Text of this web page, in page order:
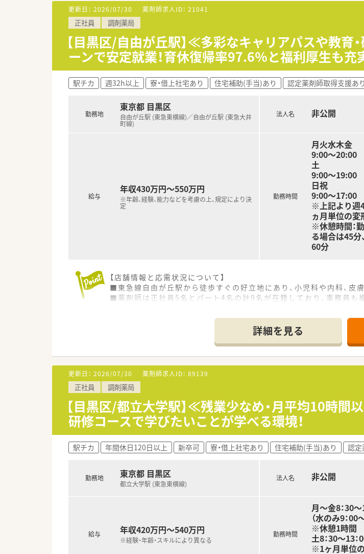
【職場環境と雰囲気】
■少人数で運営しているためスタッフ間の距離感が近く、互いにサポ
■店舗の規模に対して休憩室は比較的広く確保されており、昼休みは
【こんな取り組みをしています】
■e-ラーニングや各種研修会への参加支援など、薬剤師として着実に
■創業以来、地域の医療機関との信頼関係構築を重視しており、質の
■ラウンダー薬剤師を導入することで、各店舗のスタッフが気兼ねな
更新日： 2026/07/30 薬剤師求人ID： 21041
正社員 調剤薬局
【目黒区/自由が丘駅】≪多彩なキャリアパスや教
ーンで安定就業！育休復帰率97.6％と福利厚生も充
駅チカ 週32h以上 寮・借上社宅あり 住宅補助(手当)あり 認定薬剤師取得支援あり
勤務地
東京都 目黒区
自由が丘駅 (東急東横線)／自由が丘駅 (東急大井
町線)
給与
年収430万円～550万円
※年齢、経験、能力などを考慮の上、規定により決
定
法人名 非公開
勤務時間
月火水木金
9:00～20:00
土
9:00～19:00
日祝
9:00～17:00
※上記より週
ヵ月単位の変
※休憩時間：
る場合は45分
60分
【店舗情報と応需状況について】
■東急線自由が丘駅から徒歩すぐの好立地にあり、小児科や内科、
■薬剤師は正社員5名とパート4名の計9名が在籍しており、事務員も
■全国に1,300店舗以上を展開する業界最大手チェーンであり、売上
■人々のココロとカラダの健康を追求することを理念に掲げ、調剤
す。
■1薬局あたりの薬剤師数を平均5.5人と手厚く配置することで、過
【勤務実態について】
■年間休日は113日ですが夏季や冬季の連続休暇取得を推奨してお
■シフト制による週休2日制を導入しており、1分単位の勤怠管理に
す。
■育休からの復帰率は97.6％と非常に高く、お子様が小学校を卒業
す。
■1人あたりの処方箋枚数が1日平均18枚と適正に抑えられているた
■連続休暇制度の導入により旅行などのプライベートを充実させや
■最新の機械化設備を導入しているため調剤過誤の不安が少なく、
詳細を見る
更新日： 2026/07/30 薬剤師求人ID： 89139
正社員 調剤薬局
【目黒区/都立大学駅】≪残業少なめ・月平均10時
研修コースで学びたいことが学べる環境！
駅チカ 年間休日120日以上 新卒可 寮・借上社宅あり 住宅補助(手当)あり 認定
勤務地 東京都 目黒区
都立大学駅 (東急東横線)
給与 年収420万円～540万円
※経験・年齢・スキルにより異なる
法人名 非公開
勤務時間
月～金8：30～
（水のみ9：00
※休憩1時間
土8：30～13：
※1ヶ月単位